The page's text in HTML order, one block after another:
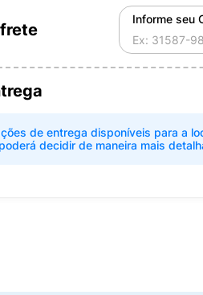
Informe seu
de entrega disponíveis para a
decidir de maneira mais